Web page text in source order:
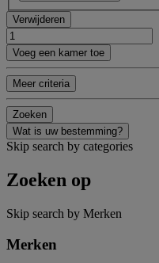
Verwijderen
Voeg een kamer toe
Meer criteria
Zoeken
Wat is uw bestemming?
Skip search by categories
Zoeken op
Skip search by Merken
Merken